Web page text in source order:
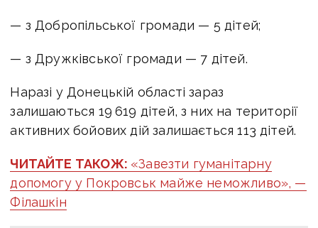
— з Добропільської громади — 5 дітей;
— з Дружківської громади — 7 дітей.
Наразі у Донецькій області зараз
залишаються 19 619 дітей, з них на території
активних бойових дій залишається 113 дітей.
ЧИТАЙТЕ ТАКОЖ: «Завезти гуманітарну
допомогу у Покровськ майже неможливо», —
Філашкін